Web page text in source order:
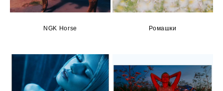
NGK Horse Ромашки